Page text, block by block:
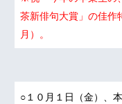
茶新俳句大賞」の佳作
月）。
○１０月１日（金）、